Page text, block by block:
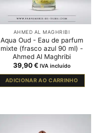
AHMED AL MAGHRIBI
Aqua Oud - Eau de parfum
mixte (frasco azul 90 ml) -
Ahmed Al Maghribi
39,90€ IVA incluído
ADICIONAR AO CARRINHO